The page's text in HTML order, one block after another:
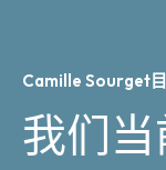
Camille Sourget
我们